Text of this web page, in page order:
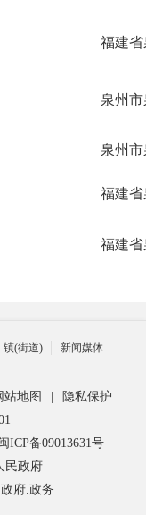
福建
泉州
泉州
福建省
福建
镇(街道) 新闻媒体
站地图 |
隐私保护
ICP备09013631号
民政府
府.政务